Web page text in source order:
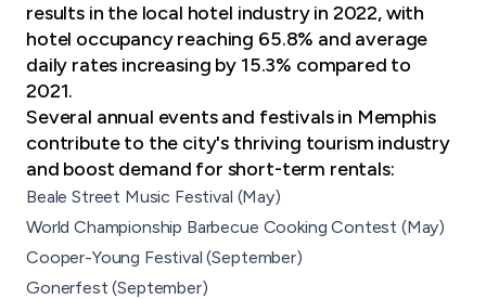
results in the local hotel industry in 2022, with
hotel occupancy reaching 65.8% and average
daily rates increasing by 15.3% compared to
2021.
Several annual events and festivalsin Memphis
contribute to the city's thriving tourism industry
and boost demand for short-term rentals:
Beale Street Music Festival (May)
World Championship Barbecue Cooking Contest (May)
Cooper-Young Festival (September)
Gonerfest (September)